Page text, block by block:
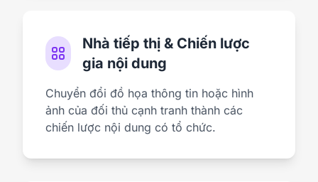
Nhà tiếp thị & Chiến lược
gia nội dung
Chuyển đổi đồ họa thông tin hoặc hình
ảnh của đối thủ cạnh tranh thành các
chiến lược nội dung có tổ chức.